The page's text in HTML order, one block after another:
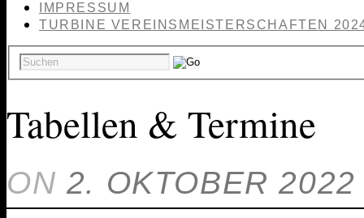
IMPRESSUM
TURBINE VEREINSMEISTERSCHAFTEN
Tabellen & Termine
ON 2. OKTOBER 2022